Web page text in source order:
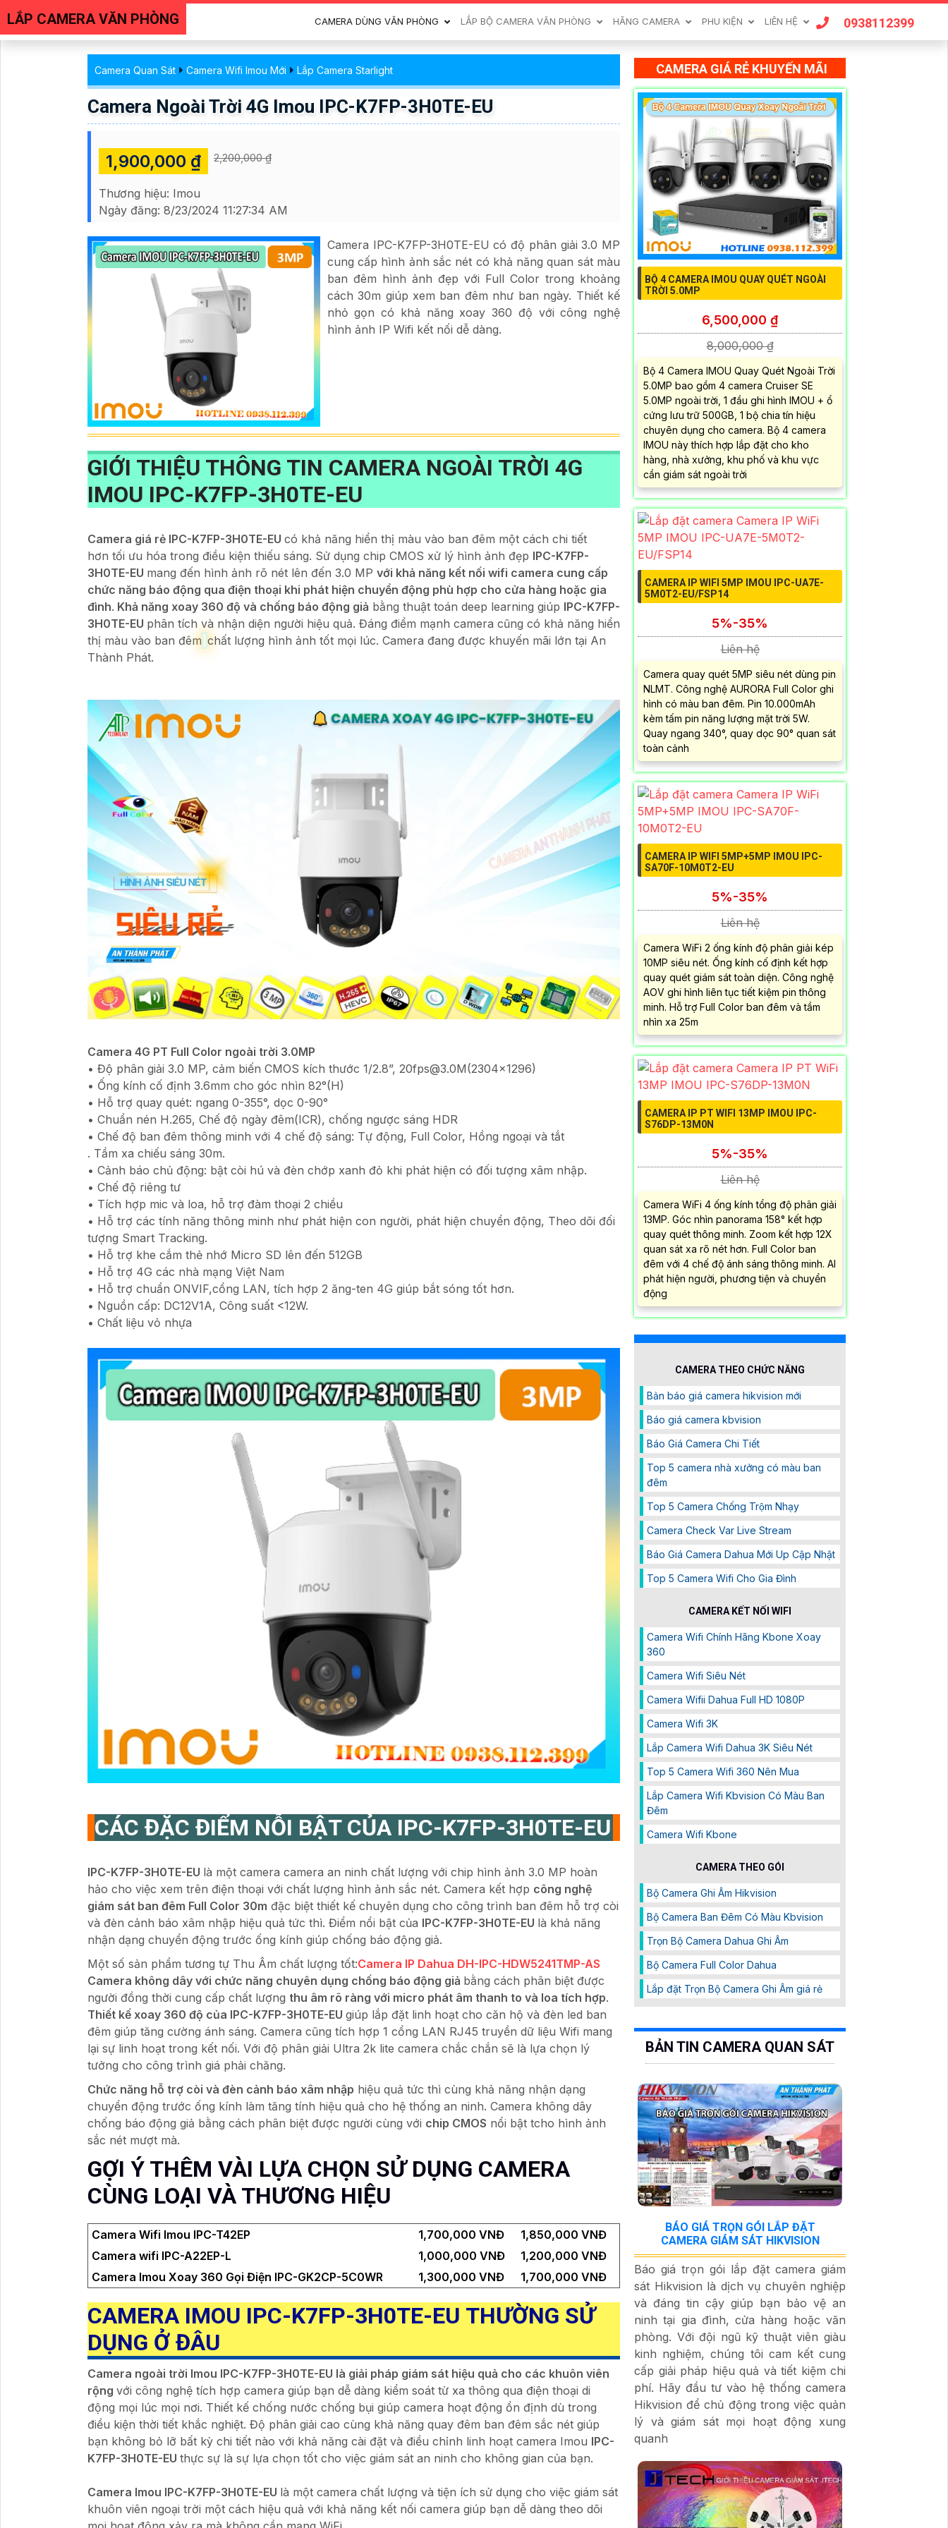
LẮP CAMERA VĂN PHÒNG CAMERA DÙNG VĂN PHÒNG LẮP BỘ CAMERA VĂN PHÒNG HÃNG CAMERA PHU KIỆN LIÊN HỆ 0938112399
Camera Quan Sát Camera Wifi Imou Mới Lắp Camera Starlight
Camera Ngoài Trời 4G Imou IPC-K7FP-3H0TE-EU
1,900,000 ₫ 2,200,000 ₫
Thương hiệu: Imou
Ngày đăng: 8/23/2024 11:27:34 AM
Camera IPC-K7FP-3H0TE-EU có độ phân giải 3.0 MP
cung cấp hình ảnh sắc nét có khả năng quan sát màu
ban đêm hình ảnh đẹp với Full Color trong khoảng
cách 30m giúp xem ban đêm như ban ngày. Thiết kế
nhỏ gọn có khả năng xoay 360 độ với công nghệ
hình ảnh IP Wifi kết nối dễ dàng.
GIỚI THIỆU THÔNG TIN CAMERA NGOÀI TRỜI 4G
IMOU IPC-K7FP-3H0TE-EU
Camera giá rẻ IPC-K7FP-3H0TE-EU có khả năng hiển thị màu vào ban đêm một cách chi tiết
hơn tối ưu hóa trong điều kiện thiếu sáng. Sử dụng chip CMOS xử lý hình ảnh đẹp IPC-K7FP-
3H0TE-EU mang đến hình ảnh rõ nét lên đến 3.0 MP với khả năng kết nối wifi camera cung cấp
chức năng báo động qua điện thoại khi phát hiện chuyển động phù hợp cho cửa hàng hoặc gia
đình. Khả năng xoay 360 độ và chống báo động giả bằng thuật toán deep learning giúp IPC-K7FP-
3H0TE-EU phân tích và nhận diện người hiệu quả. Đáng điểm mạnh camera cũng có khả năng hiển
thị màu vào ban đêm chất lượng hình ảnh tốt mọi lúc. Camera đang được khuyến mãi lớn tại An
Thành Phát.
Camera 4G PT Full Color ngoài trời 3.0MP
• Độ phân giải 3.0 MP, cảm biến CMOS kích thước 1/2.8”, 20fps@3.0M(2304x1296)
• Ống kính cố định 3.6mm cho góc nhìn 82°(H)
• Hỗ trợ quay quét: ngang 0-355°, dọc 0-90°
• Chuẩn nén H.265, Chế độ ngày đêm(ICR), chống ngược sáng HDR
• Chế độ ban đêm thông minh với 4 chế độ sáng: Tự động, Full Color, Hồng ngoại và tắt
. Tầm xa chiếu sáng 30m.
• Cảnh báo chủ động: bật còi hú và đèn chớp xanh đỏ khi phát hiện có đối tượng xâm nhập.
• Chế độ riêng tư
• Tích hợp mic và loa, hỗ trợ đàm thoại 2 chiều
• Hỗ trợ các tính năng thông minh như phát hiện con người, phát hiện chuyển động, Theo dõi đối
tượng Smart Tracking.
• Hỗ trợ khe cắm thẻ nhớ Micro SD lên đến 512GB
• Hỗ trợ 4G các nhà mạng Việt Nam
• Hỗ trợ chuẩn ONVIF,cổng LAN, tích hợp 2 ăng-ten 4G giúp bắt sóng tốt hơn.
• Nguồn cấp: DC12V1A, Công suất <12W.
• Chất liệu vỏ nhựa
CÁC ĐẶC ĐIỂM NỖI BẬT CỦA IPC-K7FP-3H0TE-EU
IPC-K7FP-3H0TE-EU là một camera camera an ninh chất lượng với chip hình ảnh 3.0 MP hoàn
hảo cho việc xem trên điện thoại với chất lượng hình ảnh sắc nét. Camera kết hợp công nghệ
giám sát ban đêm Full Color 30m đặc biệt thiết kế chuyên dụng cho công trình ban đêm hỗ trợ còi
và đèn cảnh báo xâm nhập hiệu quả tức thì. Điểm nổi bật của IPC-K7FP-3H0TE-EU là khả năng
nhận dạng chuyển động trước ống kính giúp chống báo động giả.
Một số sản phẩm tương tự Thu Âm chất lượng tốt:Camera IP Dahua DH-IPC-HDW5241TMP-AS
Camera không dây với chức năng chuyên dụng chống báo động giả bằng cách phân biệt được
người đồng thời cung cấp chất lượng thu âm rõ ràng với micro phát âm thanh to và loa tích hợp.
Thiết kế xoay 360 độ của IPC-K7FP-3H0TE-EU giúp lắp đặt linh hoạt cho căn hộ và đèn led ban
đêm giúp tăng cường ánh sáng. Camera cũng tích hợp 1 cổng LAN RJ45 truyền dữ liệu Wifi mang
lại sự linh hoạt trong kết nối. Với độ phân giải Ultra 2k lite camera chắc chắn sẽ là lựa chọn lý
tưởng cho công trình giá phải chăng.
Chức năng hỗ trợ còi và đèn cảnh báo xâm nhập hiệu quả tức thì cùng khả năng nhận dạng
chuyển động trước ống kính làm tăng tính hiệu quả cho hệ thống an ninh. Camera không dây
chống báo động giả bằng cách phân biệt được người cùng với chip CMOS nổi bật tcho hình ảnh
sắc nét mượt mà.
GỢI Ý THÊM VÀI LỰA CHỌN SỬ DỤNG CAMERA
CÙNG LOẠI VÀ THƯƠNG HIỆU
Camera Wifi Imou IPC-T42EP 1,700,000 VNĐ
1,850,000 VNĐ
Camera wifi IPC-A22EP-L
1,000,000 VNĐ
1,200,000 VNĐ
Camera Imou Xoay 360 Gọi Điện IPC-GK2CP-5C0WR
1,300,000 VNĐ 1,700,000 VNĐ
CAMERA IMOU IPC-K7FP-3H0TE-EU THƯỜNG SỬ
DỤNG Ở ĐÂU
Camera ngoài trời Imou IPC-K7FP-3H0TE-EU là giải pháp giám sát hiệu quả cho các khuôn viên
rộng với công nghệ tích hợp camera giúp bạn dễ dàng kiểm soát từ xa thông qua điện thoại di
động mọi lúc mọi nơi. Thiết kế chống nước chống bụi giúp camera hoạt động ổn định dù trong
điều kiện thời tiết khắc nghiệt. Độ phân giải cao cùng khả năng quay đêm ban đêm sắc nét giúp
bạn không bỏ lỡ bất kỳ chi tiết nào với khả năng cài đặt và điều chỉnh linh hoạt camera Imou IPC-
K7FP-3H0TE-EU thực sự là sự lựa chọn tốt cho việc giám sát an ninh cho không gian của bạn.
Camera Imou IPC-K7FP-3H0TE-EU là một camera chất lượng và tiện ích sử dụng cho việc giám sát
khuôn viên ngoại trời một cách hiệu quả với khả năng kết nối camera giúp bạn dễ dàng theo dõi
CAMERA GIÁ RẺ KHUYẾN MÃI
BỘ 4 CAMERA IMOU QUAY QUÉT NGOÀI
TRỜI 5.0MP
6,500,000 ₫
8,000,000 ₫
Bộ 4 Camera IMOU Quay Quét Ngoài Trời
5.0MP bao gồm 4 camera Cruiser SE
5.0MP ngoài trời, 1 đầu ghi hình IMOU + ổ
cứng lưu trữ 500GB, 1 bộ chia tín hiệu
chuyên dụng cho camera. Bộ 4 camera
IMOU này thích hợp lắp đặt cho kho
hàng, nhà xưởng, khu phố và khu vực
cần giám sát ngoài trời
CAMERA IP WIFI 5MP IMOU IPC-UA7E-
5M0T2-EU/FSP14
5%-35%
Liên hệ
Camera quay quét 5MP siêu nét dùng pin
NLMT. Công nghệ AURORA Full Color ghi
hình có màu ban đêm. Pin 10.000mAh
kèm tấm pin năng lượng mặt trời 5W.
Quay ngang 340°, quay dọc 90° quan sát
toàn cảnh
CAMERA IP WIFI 5MP+5MP IMOU IPC-
SA70F-10M0T2-EU
5%-35%
Liên hệ
Camera WiFi 2 ống kính độ phân giải kép
10MP siêu nét. Ống kính cố định kết hợp
quay quét giám sát toàn diện. Công nghệ
AOV ghi hình liên tục tiết kiệm pin thông
minh. Hỗ trợ Full Color ban đêm và tầm
nhìn xa 25m
CAMERA IP PT WIFI 13MP IMOU IPC-
S76DP-13M0N
5%-35%
Liên hệ
Camera WiFi 4 ống kính tổng độ phân giải
13MP. Góc nhìn panorama 158° kết hợp
quay quét thông minh. Zoom kết hợp 12X
quan sát xa rõ nét hơn. Full Color ban
đêm với 4 chế độ ánh sáng thông minh. AI
phát hiện người, phương tiện và chuyển
động
CAMERA THEO CHỨC NĂNG
Bản báo giá camera hikvision mới
Báo giá camera kbvision
Báo Giá Camera Chi Tiết
Top 5 camera nhà xưởng có màu ban
đêm
Top 5 Camera Chống Trộm Nhạy
Camera Check Var Live Stream
Báo Giá Camera Dahua Mới Up Cập Nhật
Top 5 Camera Wifi Cho Gia Đình
CAMERA KẾT NỐI WIFI
Camera Wifi Chính Hãng Kbone Xoay
360
Camera Wifi Siêu Nét
Camera Wifii Dahua Full HD 1080P
Camera Wifi 3K
Lắp Camera Wifi Dahua 3K Siêu Nét
Top 5 Camera Wifi 360 Nên Mua
Lắp Camera Wifi Kbvision Có Màu Ban
Đêm
Camera Wifi Kbone
CAMERA THEO GÓI
Bộ Camera Ghi Âm Hikvision
Bộ Camera Ban Đêm Có Màu Kbvision
Trọn Bộ Camera Dahua Ghi Âm
Bộ Camera Full Color Dahua
Lắp đặt Trọn Bộ Camera Ghi Âm giá rẻ
BẢN TIN CAMERA QUAN SÁT
BÁO GIÁ TRỌN GÓI LẮP ĐẶT
CAMERA GIÁM SÁT HIKVISION
Báo giá trọn gói lắp đặt camera giám
sát Hikvision là dịch vụ chuyên nghiệp
và đáng tin cậy giúp bạn bảo vệ an
ninh tại gia đình, cửa hàng hoặc văn
phòng. Với đội ngũ kỹ thuật viên giàu
kinh nghiệm, chúng tôi cam kết cung
cấp giải pháp hiệu quả và tiết kiệm chi
phí. Hãy đầu tư vào hệ thống camera
Hikvision để chủ động trong việc quản
lý và giám sát mọi hoạt động xung
quanh